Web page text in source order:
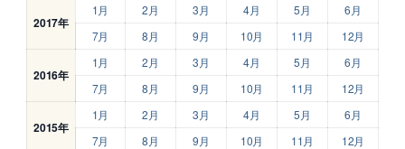
2017年
1月 2月 3月 4月 5月
6月
7月
8月 9月 10月 11月 12月
2016年
1月 2月 3月 4月 5月
6月
7月
8月 9月 10月 11月 12月
2015年
1月 2月 3月 4月 5月
6月
7月
8月 9月 10月 11月 12月